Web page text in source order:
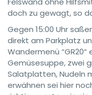
doch zu gewagt, so
Gegen 15:00 Uhr
direkt am Parkplatz
Wandermenü
Gemüsesuppe, zwei
Salatplatten, Nudeln
erwähnen sei hier